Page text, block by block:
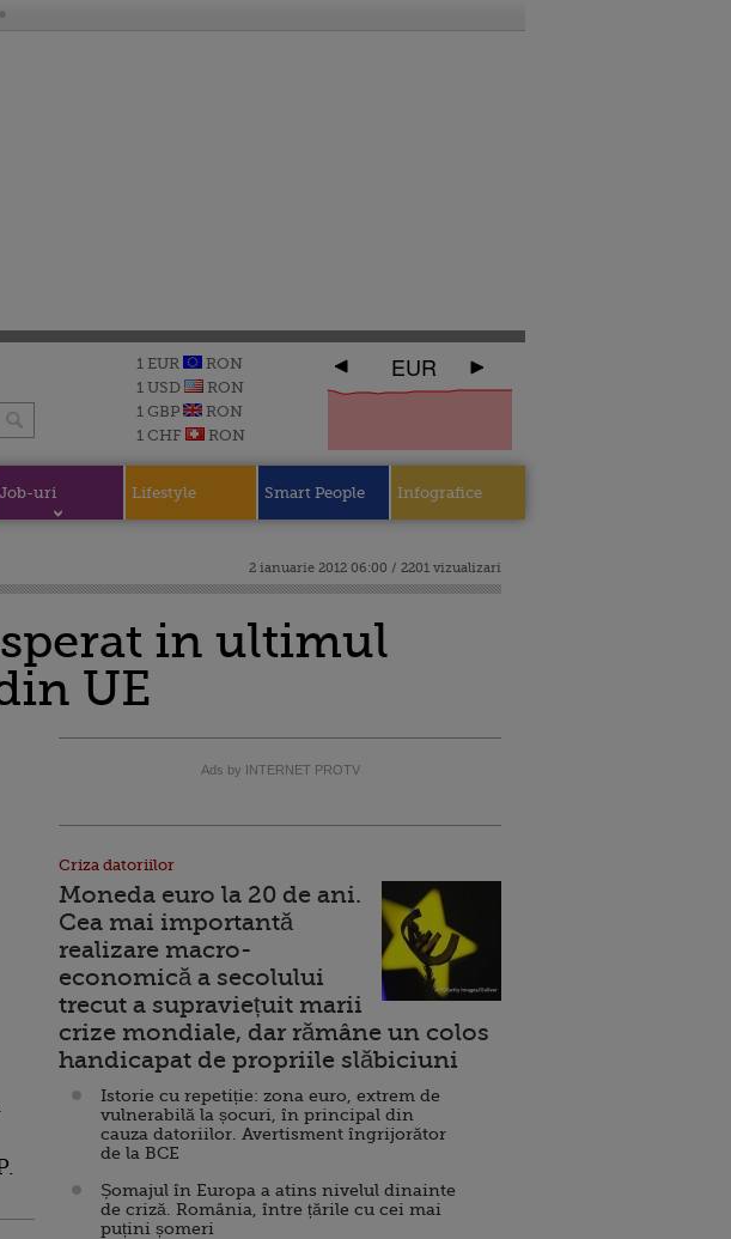
1 EUR
RON
1 USD
RON
1 GBP
RON
1 CHF
RON
EUR
Job-uri Lifestyle Smart People Infografice
2 ianuarie 2012 06:00 / 2201 vizualizari
in ultimul
UE
Ads by INTERNET PROTV
Criza datoriilor
Moneda euro la 20 de ani.
Cea mai importantă
realizare macro-
economică a secolului
trecut a supraviețuit marii
crize mondiale, dar rămâne un colos
handicapat de propriile slăbiciuni
Istorie cu repetiție: zona euro, extrem de
vulnerabilă la șocuri, în principal din
cauza datoriilor. Avertisment îngrijorător
de la BCE
Șomajul în Europa a atins nivelul dinainte
de criză. România, între țările cu cei mai
puțini șomeri